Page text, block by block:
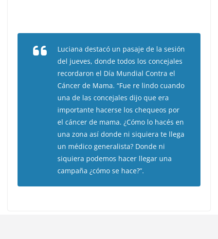
Luciana destacó un pasaje de la sesión
del jueves, donde todos los concejales
recordaron el Día Mundial Contra el
Cáncer de Mama. “Fue re lindo cuando
una de las concejales dijo que era
importante hacerse los chequeos por
el cáncer de mama. ¿Cómo lo hacés en
una zona así donde ni siquiera te llega
un médico generalista? Donde ni
siquiera podemos hacer llegar una
campaña ¿cómo se hace?”.